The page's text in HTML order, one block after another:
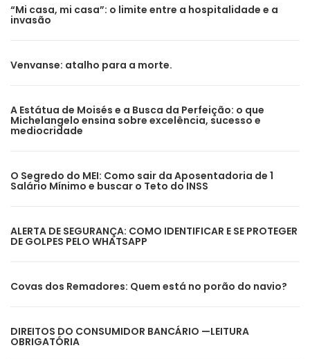
“Mi casa, mi casa”: o limite entre a hospitalidade e a
invasão
Venvanse: atalho para a morte.
A Estátua de Moisés e a Busca da Perfeição: o que
Michelangelo ensina sobre excelência, sucesso e
mediocridade
O Segredo do MEI: Como sair da Aposentadoria de 1
Salário Mínimo e buscar o Teto do INSS
ALERTA DE SEGURANÇA: COMO IDENTIFICAR E SE PROTEGER
DE GOLPES PELO WHATSAPP
Covas dos Remadores: Quem está no porão do navio?
DIREITOS DO CONSUMIDOR BANCÁRIO —LEITURA
OBRIGATÓRIA